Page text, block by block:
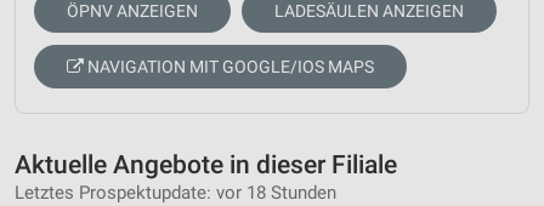
ÖPNV ANZEIGEN LADESÄULEN ANZEIGEN
NAVIGATION MIT GOOGLE/IOS MAPS
Aktuelle Angebote in dieser Filiale
Letztes Prospektupdate: vor 18 Stunden